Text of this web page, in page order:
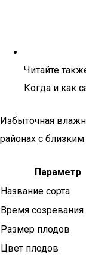
Читайте
Когда и как
Избыточная
районах с
Параметр
Название сорта
Время созревания
Размер плодов
Цвет плодов